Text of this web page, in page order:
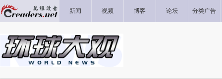
新闻 视频 博客 论坛 分类广告